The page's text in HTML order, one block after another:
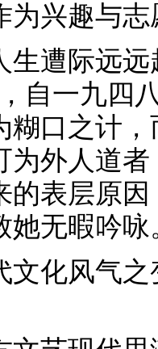
为兴趣与
遭际远远
自一九
糊口之计
为外人道
的表层原
她无暇吟咏
化风气之